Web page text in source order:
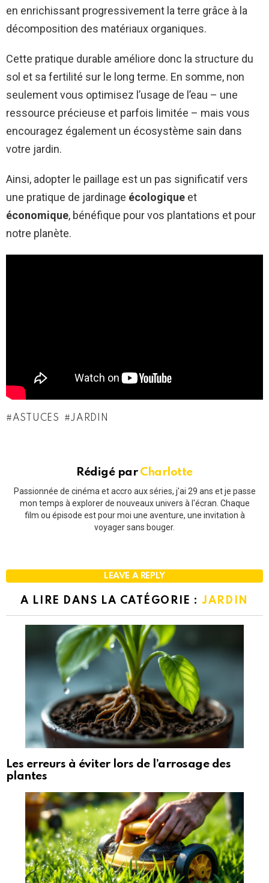
en enrichissant progressivement la terre grâce à la
décomposition des matériaux organiques.
Cette pratique durable améliore donc la structure du
sol et sa fertilité sur le long terme. En somme, non
seulement vous optimisez l’usage de l’eau – une
ressource précieuse et parfois limitée – mais vous
encouragez également un écosystème sain dans
votre jardin.
Ainsi, adopter le paillage est un pas significatif vers
une pratique de jardinage écologique et
économique, bénéfique pour vos plantations et pour
notre planète.
ASTUCES JARDIN
Rédigé par Charlotte
Passionnée de cinéma et accro aux séries, j'ai 29 ans et je passe
mon temps à explorer de nouveaux univers à l'écran. Chaque
film ou épisode est pour moi une aventure, une invitation à
voyager sans bouger.
LEAVE A REPLY
A LIRE DANS LA CATÉGORIE :JARDIN
Les erreurs à éviter lors de l’arrosage des
plantes